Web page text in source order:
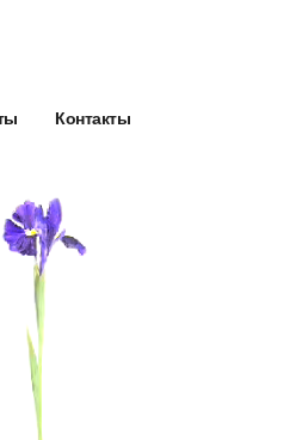
Контакты